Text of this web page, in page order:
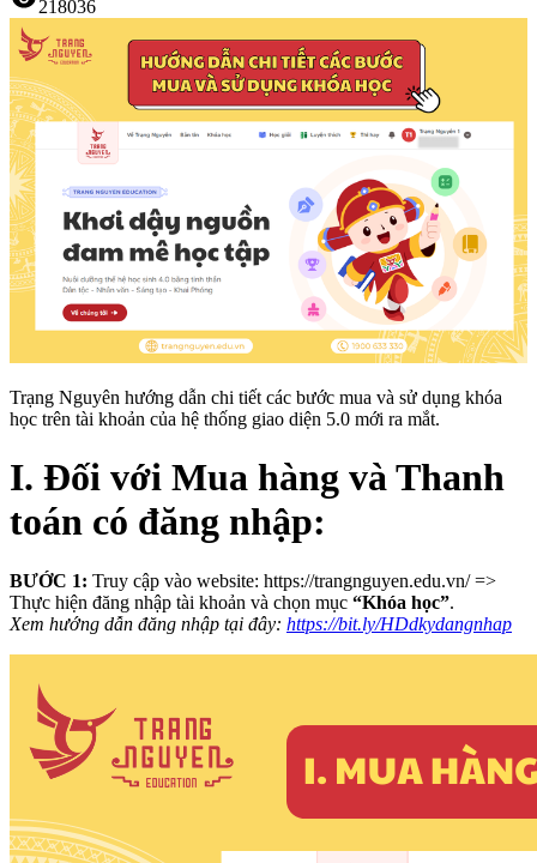
218036
Trạng Nguyên hướng dẫn chi tiết các bước mua và sử dụng khóa
học trên tài khoản của hệ thống giao diện 5.0 mới ra mắt.
I. Đối với Mua hàng và Thanh
toán có đăng nhập:
BƯỚC 1: Truy cập vào website: https://trangnguyen.edu.vn/ =>
Thực hiện đăng nhập tài khoản và chọn mục “Khóa học”.
Xem hướng dẫn đăng nhập tại đây: https://bit.ly/HDdkydangnhap